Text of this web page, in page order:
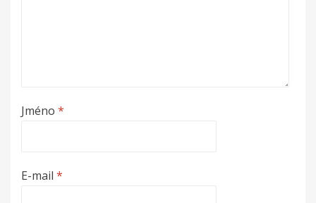
Jméno *
E-mail *